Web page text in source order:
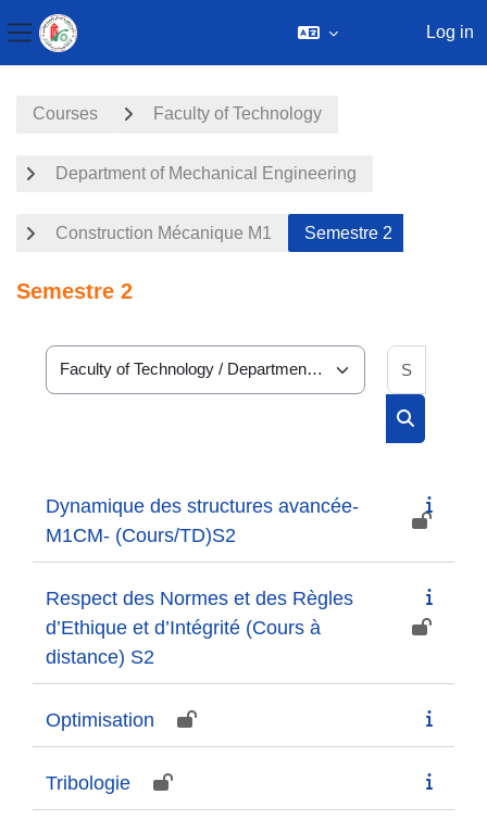
Side panel
Log in
Courses Faculty of Technology
Department of Mechanical Engineering
Construction Mécanique M1 Semestre 2
Semestre 2
Course categories
Dynamique des structures avancée-
M1CM- (Cours/TD)S2
Respect des Normes et des Règles
d’Ethique et d’Intégrité (Cours à
distance) S2
Optimisation
Tribologie